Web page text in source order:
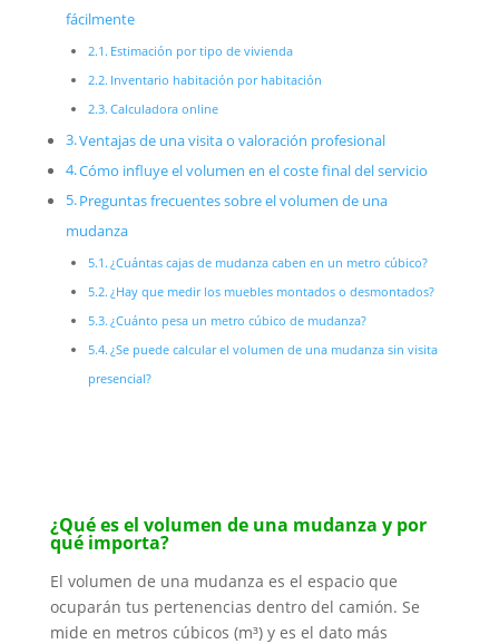
fácilmente
Estimación por tipo de vivienda
Inventario habitación por habitación
Calculadora online
Ventajas de una visita o valoración profesional
Cómo influye el volumen en el coste final del servicio
Preguntas frecuentes sobre el volumen de una
mudanza
¿Cuántas cajas de mudanza caben en un metro cúbico?
¿Hay que medir los muebles montados o desmontados?
¿Cuánto pesa un metro cúbico de mudanza?
¿Se puede calcular el volumen de una mudanza sin visita
presencial?
¿Qué es el volumen de una mudanza y por
qué importa?
El volumen de una mudanza es el espacio que
ocuparán tus pertenencias dentro del camión. Se
mide en metros cúbicos (m³) y es el dato más